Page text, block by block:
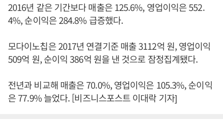
2016년 같은 기간보다 매출은 125.6%, 영업이익은 552.
4%, 순이익은 284.8% 급증했다.
모다이노칩은 2017년 연결기준 매출 3112억 원, 영업이익
509억 원, 순이익 386억 원을 낸 것으로 잠정집계됐다.
전년과 비교해 매출은 70.0%, 영업이익은 105.3%, 순이익
은 77.9% 늘었다. [비즈니스포스트 이대락 기자]